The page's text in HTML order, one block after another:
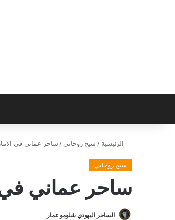
الرئيسية / شيخ روحاني / ساحر عماني في
شيخ روحاني
ساحر عماني في
الساحر اليهودي شلومو عمار